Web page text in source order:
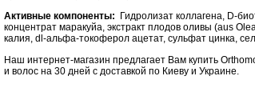
Активные компоненты:
Гидролизат коллагена, D-
концентрат маракуйа, экстракт плодов оливы (aus
калия, dl-альфа-токоферол ацетат, сульфат цинка,
Наш интернет-магазин предлагает Вам купить
и волос на 30 дней с доставкой по Киеву и Украине.